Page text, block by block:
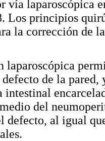
vía laparoscópica
Los principios
la corrección de
laparoscópica
de la
intestinal
del
defecto, al igual